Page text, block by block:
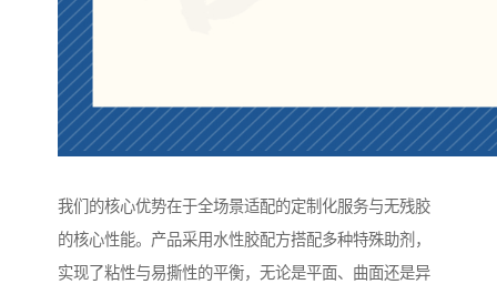
我们的核心优势在于全场景适配的定制化服务与无残胶
的核心性能。产品采用水性胶配方搭配多种特殊助剂，
实现了粘性与易撕性的平衡，无论是平面、曲面还是异